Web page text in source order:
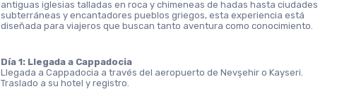
antiguas iglesias talladas en roca y chimeneas de hadas hasta ciudades
subterráneas y encantadores pueblos griegos, esta experiencia está
diseñada para viajeros que buscan tanto aventura como conocimiento.
Día 1: Llegada a Cappadocia
Llegada a Cappadocia a través del aeropuerto de Nevşehir o Kayseri.
Traslado a su hotel y registro.